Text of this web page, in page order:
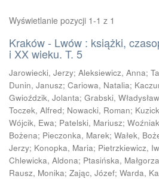
Wyświetlanie pozycji 1-1 z 1
Kraków - Lwów : książki,
i XX wieku. T. 5
Jarowiecki, Jerzy; Aleksiewicz, Anna;
Dunin, Janusz; Cariowa, Natalia;
Gwioździk, Jolanta; Grabski,
Toczek, Alfred; Nowacki, Roman;
Wójcik, Ewa; Patelski, Mariusz;
Bożena; Pieczonka, Marek; Wałek,
Jerzy; Konopka, Maria; Pietrzkiewicz,
Chlewicka, Aldona; Ptasińska,
Rausz, Monika; Zając, Józef; Warda,